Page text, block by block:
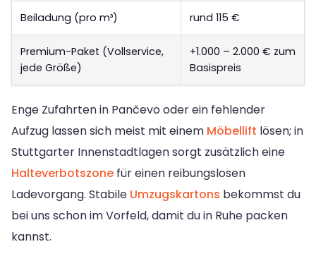
Beiladung (pro m³) rund 115 €
Premium-Paket (Vollservice,
jede Größe)
+1.000 – 2.000 € zum
Basispreis
Enge Zufahrten in Pančevo oder ein fehlender
Aufzug lassen sich meist mit einem Möbellift lösen; in
Stuttgarter Innenstadtlagen sorgt zusätzlich eine
Halteverbotszone für einen reibungslosen
Ladevorgang. Stabile Umzugskartons bekommst du
bei uns schon im Vorfeld, damit du in Ruhe packen
kannst.